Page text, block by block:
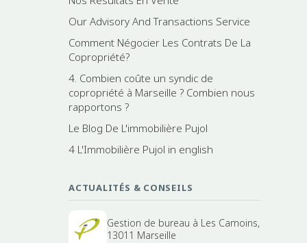
Our Advisory And Transactions Service
Comment Négocier Les Contrats De La
Copropriété?
4. Combien coûte un syndic de
copropriété à Marseille ? Combien nous
rapportons ?
Le Blog De L'immobilière Pujol
4 L'Immobilière Pujol in english
ACTUALITÉS & CONSEILS
Gestion de bureau à Les Camoins,
13011 Marseille